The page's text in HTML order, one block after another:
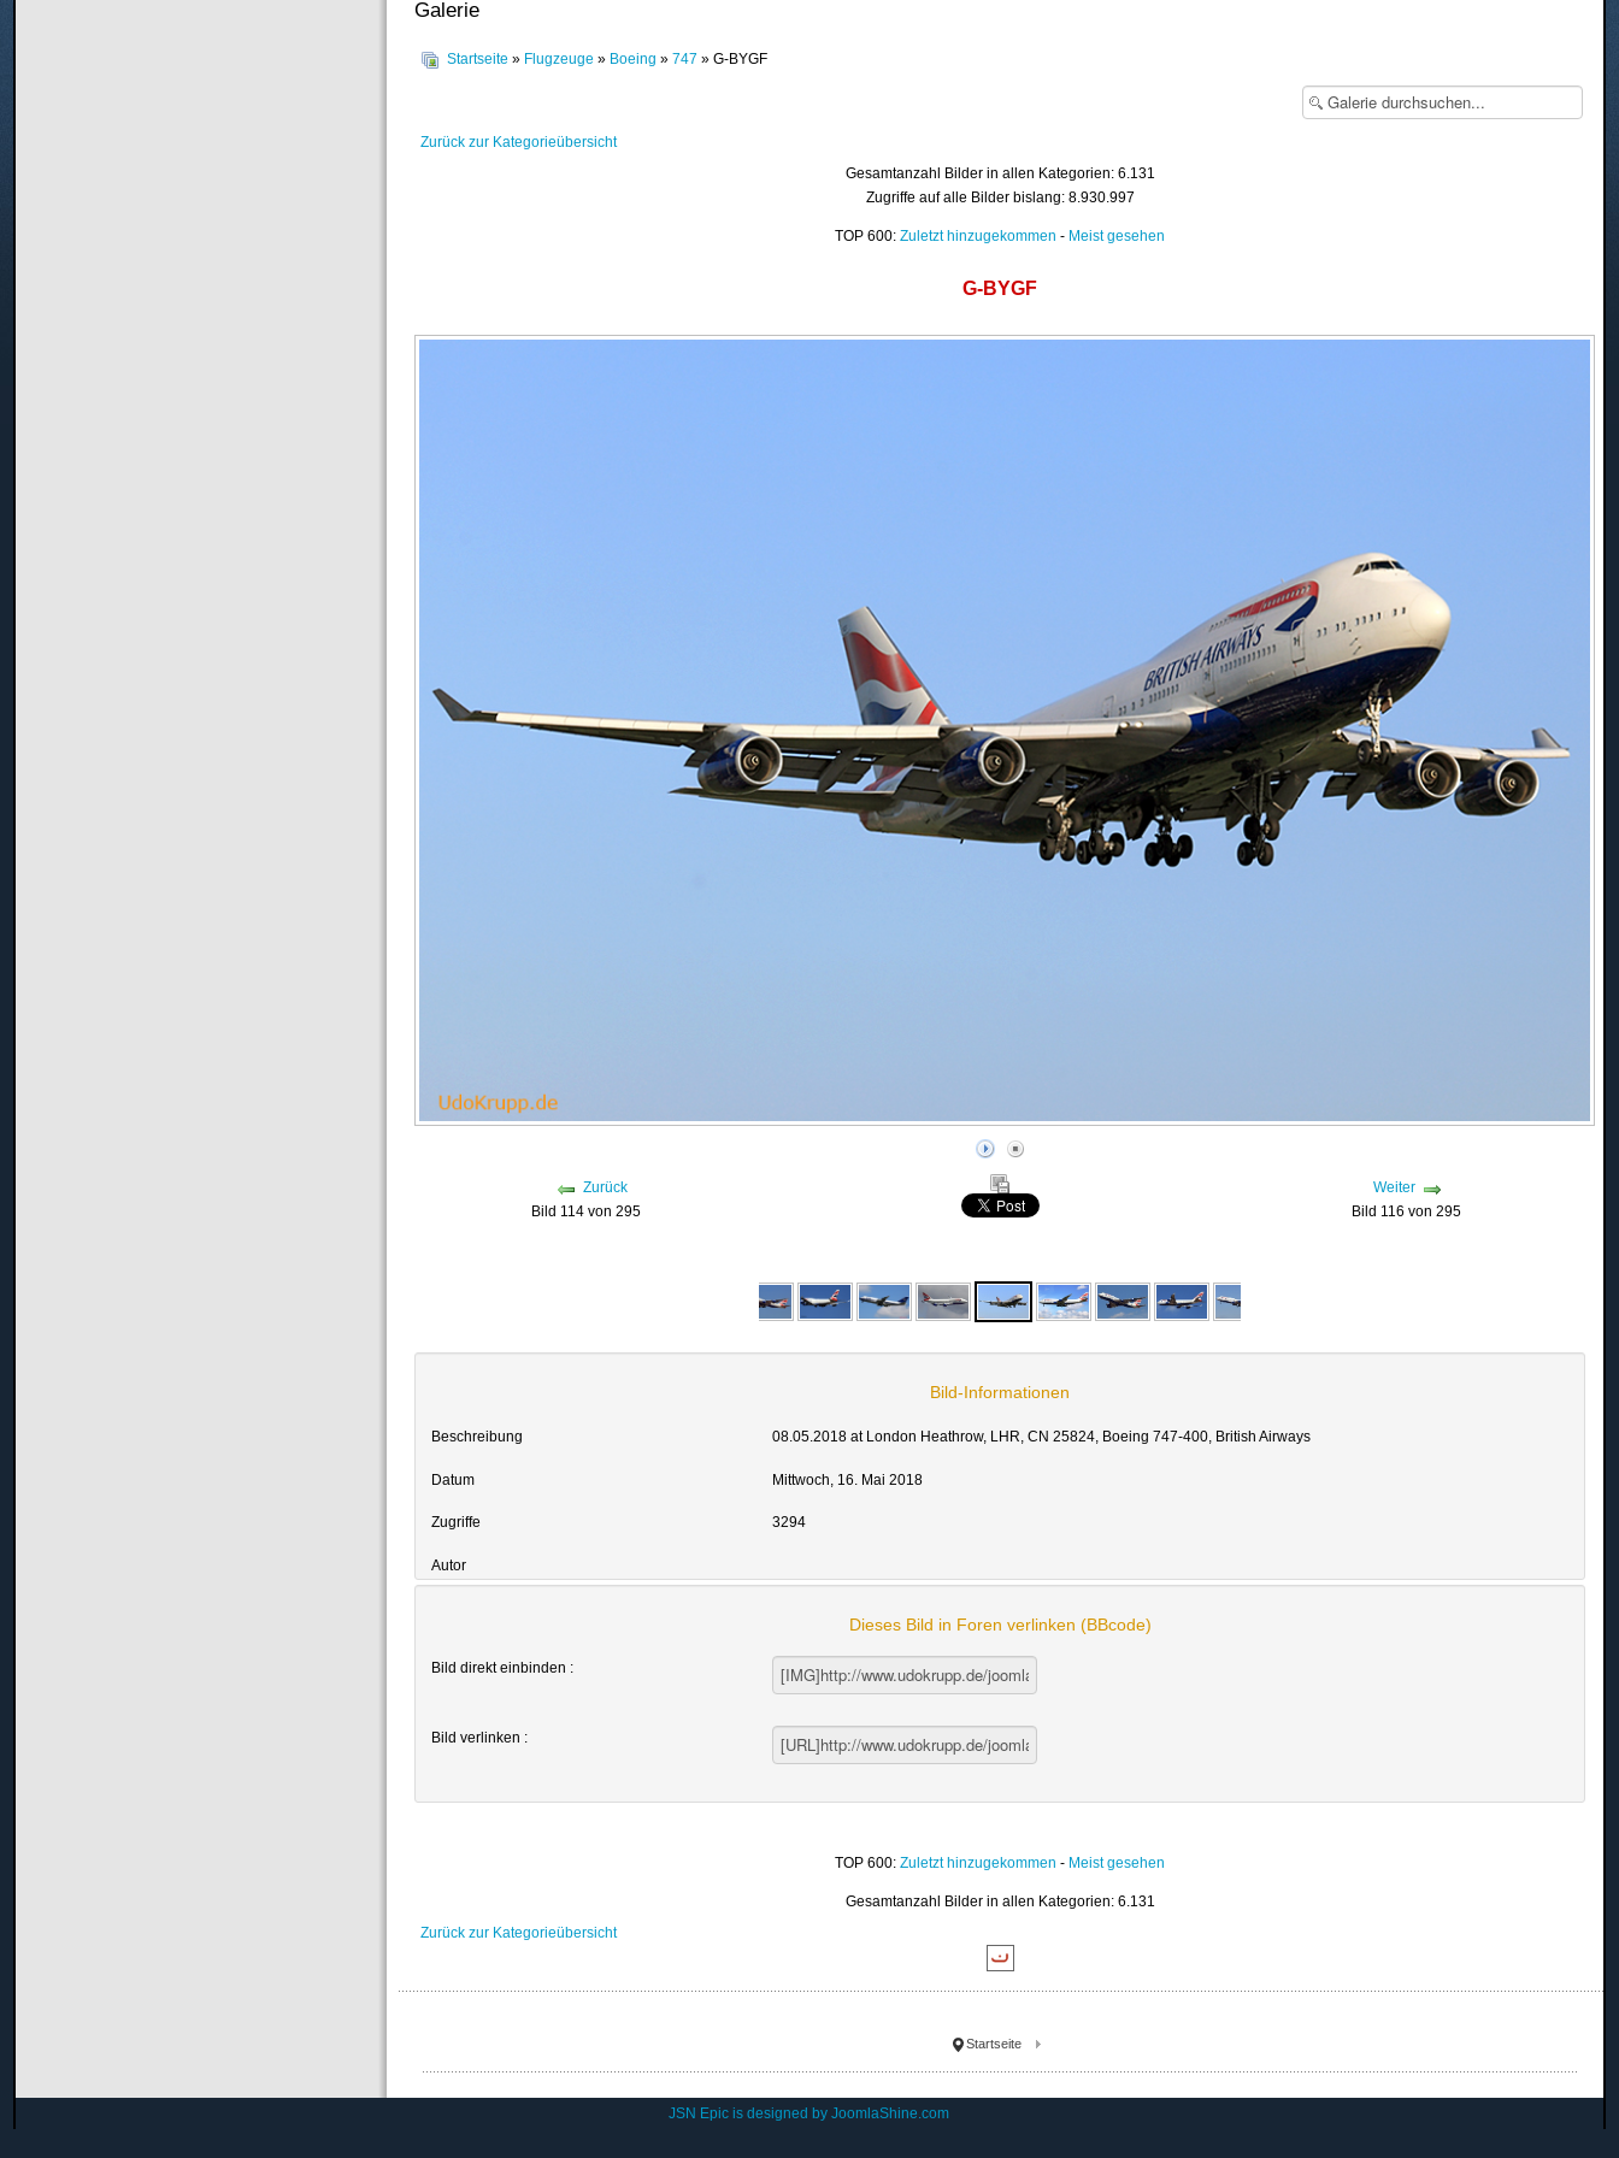
Galerie
Startseite » Flugzeuge » Boeing »747 » G-BYGF
Zurück zur Kategorieübersicht
Gesamtanzahl Bilder in allen Kategorien: 6.131
Zugriffe auf alle Bilder bislang: 8.930.997
TOP 600:Zuletzt hinzugekommen - Meist gesehen
G-BYGF
Zurück
Bild 114 von 295
Weiter
Bild 116 von 295
Bild-Informationen
Beschreibung 08.05.2018 at London Heathrow, LHR, CN 25824, Boeing 747-400, British Airways
Datum Mittwoch, 16. Mai 2018
Zugriffe 3294
Autor
Dieses Bild in Foren verlinken (BBcode)
Bild direkt einbinden :
Bild verlinken :
TOP 600:Zuletzt hinzugekommen - Meist gesehen
Gesamtanzahl Bilder in allen Kategorien: 6.131
Zurück zur Kategorieübersicht
Startseite
JSN Epic is designed byJoomlaShine.com